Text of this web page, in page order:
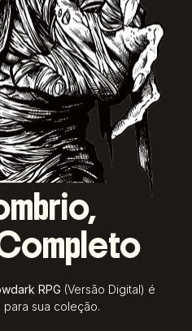
RPG (Versão Digital) é
sua coleção.